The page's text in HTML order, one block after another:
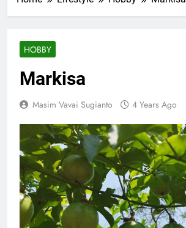
HOBBY
Markisa
Masim Vavai Sugianto 4 Years Ago